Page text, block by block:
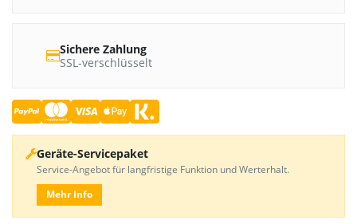
Sichere Zahlung
SSL-verschlüsselt
Geräte-Servicepaket
Service-Angebot für langfristige Funktion und Werterhalt.
Mehr Info